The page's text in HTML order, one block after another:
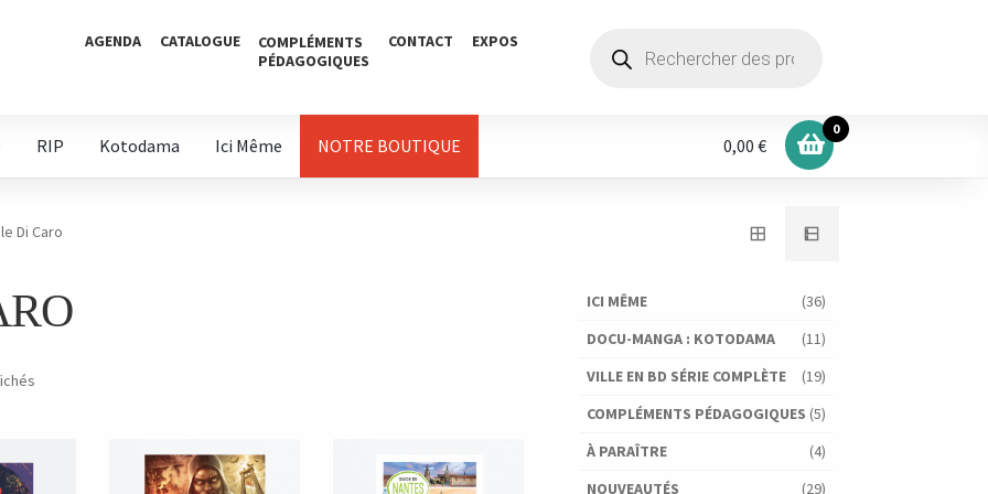
AGENDA CATALOGUE
COMPLÉMENTS
PÉDAGOGIQUES
CONTACT EXPOS
produits
RIP Kotodama Ici Même NOTRE BOUTIQUE 0,00 €
0
Di Caro
ICI MÊME
(36)
DOCU-MANGA : KOTODAMA
(11)
VILLE EN BD SÉRIE COMPLÈTE
(19)
COMPLÉMENTS PÉDAGOGIQUES (5)
À PARAÎTRE
(4)
NOUVEAUTÉS
(29)